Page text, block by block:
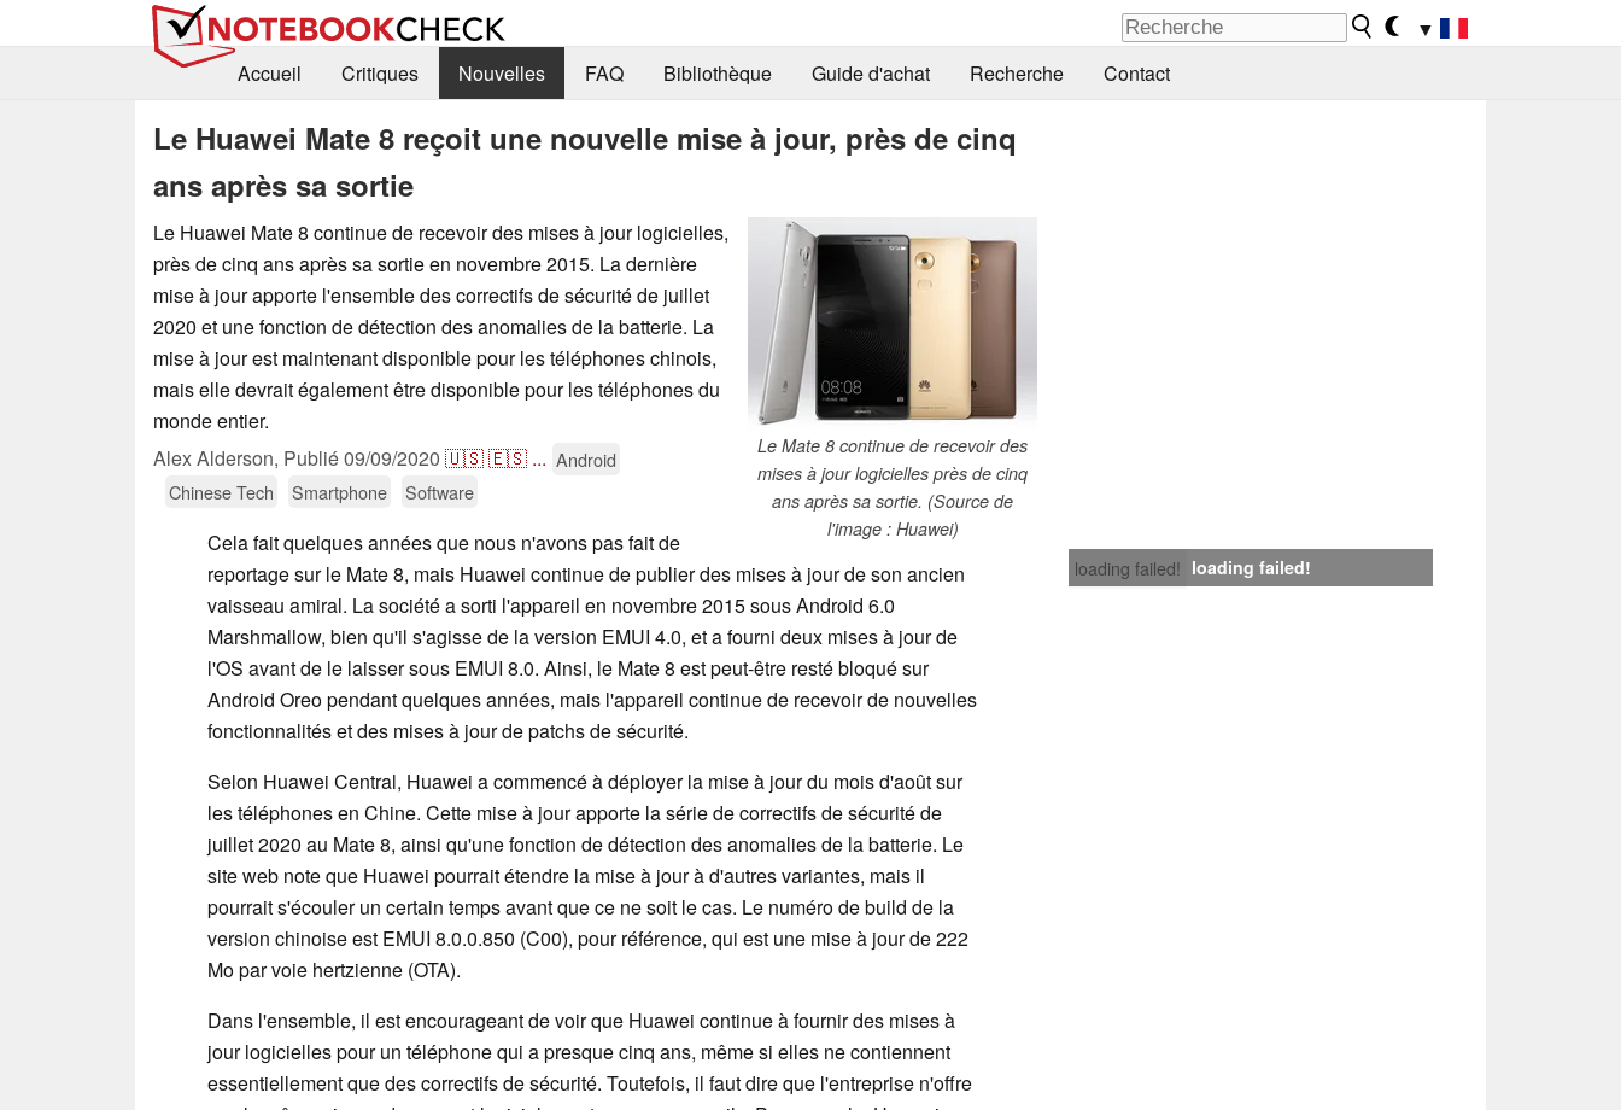
▼
Accueil
Critiques Nouvelles FAQ Bibliothèque Guide d'achat Recherche Contact
Le Huawei Mate 8 reçoit une nouvelle mise à jour, près de cinq
ans après sa sortie
Le Mate 8 continue de recevoir des
mises à jour logicielles près de cinq
ans après sa sortie. (Source de
l'image : Huawei)
Le Huawei Mate 8 continue de recevoir des mises à jour logicielles,
près de cinq ans après sa sortie en novembre 2015. La dernière
mise à jour apporte l'ensemble des correctifs de sécurité de juillet
2020 et une fonction de détection des anomalies de la batterie. La
mise à jour est maintenant disponible pour les téléphones chinois,
mais elle devrait également être disponible pour les téléphones du
monde entier.
Alex Alderson, Publié09/09/2020 🇺🇸🇪🇸 ... Android
Chinese Tech
Smartphone Software
loading failed! loading failed!
Cela fait quelques années que nous n'avons pas fait de
reportage sur le Mate 8, mais Huawei continue de publier des mises à jour de son ancien
vaisseau amiral. La société a sorti l'appareil en novembre 2015 sous Android 6.0
Marshmallow, bien qu'il s'agisse de la version EMUI 4.0, et a fourni deux mises à jour de
l'OS avant de le laisser sous EMUI 8.0. Ainsi, le Mate 8 est peut-être resté bloqué sur
Android Oreo pendant quelques années, mais l'appareil continue de recevoir de nouvelles
fonctionnalités et des mises à jour de patchs de sécurité.
Selon Huawei Central, Huawei a commencé à déployer la mise à jour du mois d'août sur
les téléphones en Chine. Cette mise à jour apporte la série de correctifs de sécurité de
juillet 2020 au Mate 8, ainsi qu'une fonction de détection des anomalies de la batterie. Le
site web note que Huawei pourrait étendre la mise à jour à d'autres variantes, mais il
pourrait s'écouler un certain temps avant que ce ne soit le cas. Le numéro de build de la
version chinoise est EMUI 8.0.0.850 (C00), pour référence, qui est une mise à jour de 222
Mo par voie hertzienne (OTA).
Dans l'ensemble, il est encourageant de voir que Huawei continue à fournir des mises à
jour logicielles pour un téléphone qui a presque cinq ans, même si elles ne contiennent
essentiellement que des correctifs de sécurité. Toutefois, il faut dire que l'entreprise n'offre